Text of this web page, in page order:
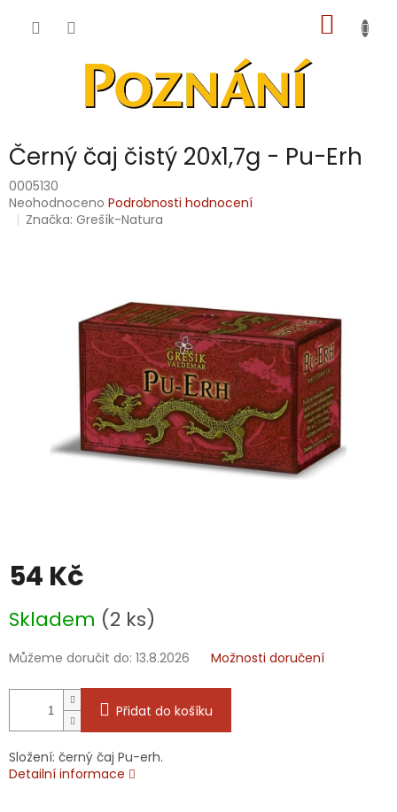
KOŠÍK
Černý čaj čistý 20x1,7g - Pu-Erh
0005130
Průměrné
hodnocení
Neohodnoceno Podrobnosti hodnocení
Značka:Grešík-Natura
54 Kč
cena:
Skladem (2 ks)
Můžeme doručit do: 13.8.2026 Možnosti doručení
Přidat do košíku
Složení: černý čaj Pu-erh.
Detailní informace